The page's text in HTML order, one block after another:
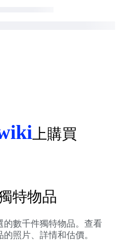
上購買
特物品
的數千件獨特物品。查看
的照片、詳情和估價。